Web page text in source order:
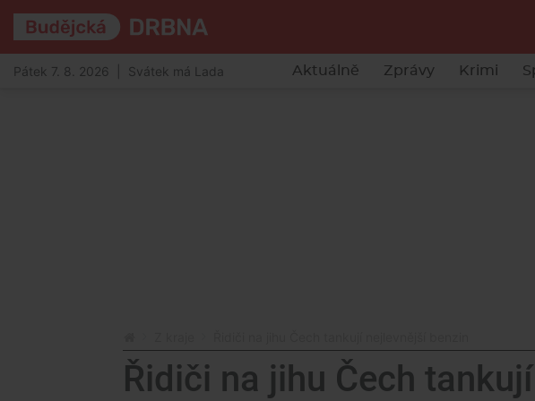
Pátek 7. 8. 2026 | Svátek má Lada Aktuálně Zprávy Krimi
Řidiči na jihu Čech